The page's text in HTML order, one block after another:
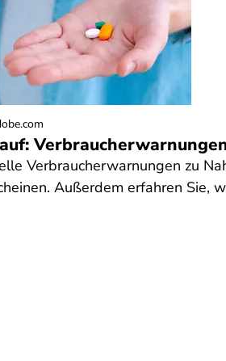
Verbraucherwarnungen zu
Außerdem erfahren Sie,